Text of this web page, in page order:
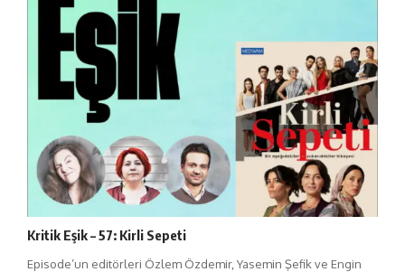
Kritik Eşik – 57: Kirli Sepeti
Episode’un editörleri Özlem Özdemir, Yasemin Şefik ve Engin